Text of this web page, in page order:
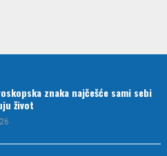
znaka najčešće sami sebi
život